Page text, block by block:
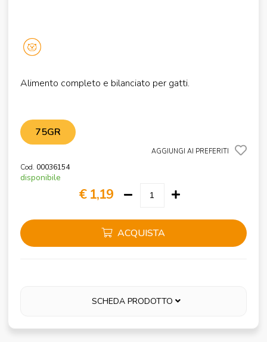
Alimento completo e bilanciato per gatti.
75GR
AGGIUNGI AI PREFERITI
Cod. 00036154
disponibile
€ 1,19
ACQUISTA
SCHEDA PRODOTTO